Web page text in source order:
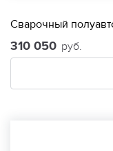
Сварочный
310 050 руб.